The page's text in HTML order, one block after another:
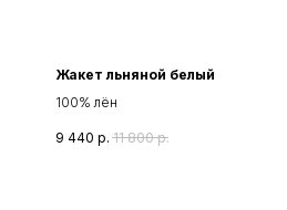
Жакет льняной белый
100% лён
9 440 р. 11 800 р.